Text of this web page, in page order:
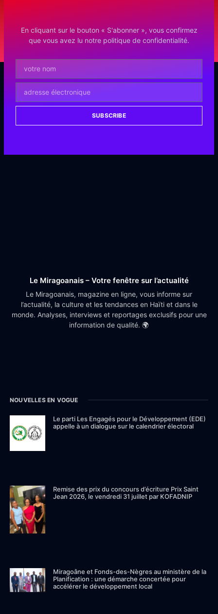
En cliquant sur le bouton « S'abonner », vous confirmez
que vous avez lu notre politique de confidentialité.
SUBSCRIBE
Le Miragoanais – Votre fenêtre sur l’actualité
Le Miragoanais, magazine en ligne, vous informe sur
l’actualité, la culture et les tendances en Haïti et dans le
monde. Analyses, interviews et reportages exclusifs pour une
information de qualité. 🌍
NOUVELLES EN VOGUE
Le parti Les Engagés pour le Développement (EDE)
appelle à un dialogue sur le calendrier électoral
Remise des prix du concours d’écriture Prix Saint
Jean 2026, le vendredi 31 juillet par KOFADNIP
Miragoâne et Fonds-des-Nègres au ministère de la
Planification : une démarche concertée pour
accélérer le développement local